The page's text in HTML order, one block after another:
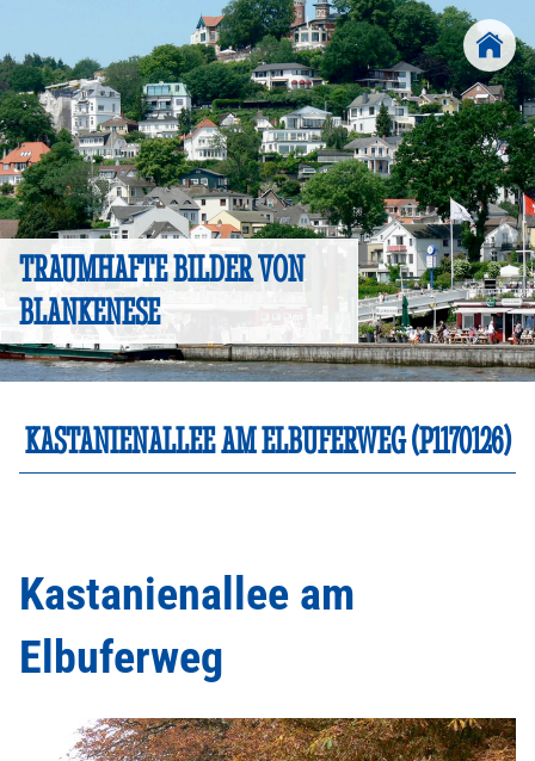
TRAUMHAFTE BILDER VON
BLANKENESE
KASTANIENALLEE AM ELBUFERWEG (P1170126)
Kastanienallee am
Elbuferweg